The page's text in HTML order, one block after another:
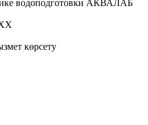
водоподготовки АКВАЛАБ
көрсету